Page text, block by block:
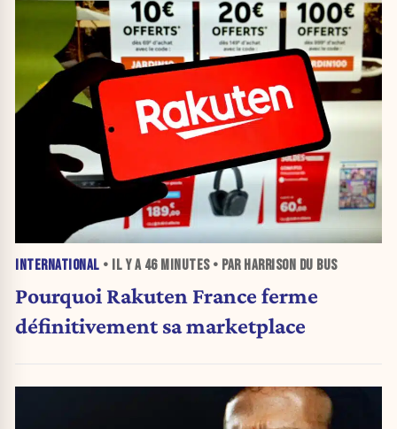
INTERNATIONAL • IL Y A 46 MINUTES• PAR HARRISON DU BUS
Pourquoi Rakuten France ferme
définitivement sa marketplace